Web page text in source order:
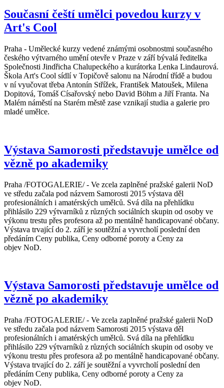
Současní čeští umělci povedou kurzy v
Art's Cool
Praha - Umělecké kurzy vedené známými osobnostmi současného
českého výtvarného umění otevře v Praze v září bývalá ředitelka
Společnosti Jindřicha Chalupeckého a kurátorka Lenka Lindaurová.
Škola Art's Cool sídlí v Topičově salonu na Národní třídě a budou
v ní vyučovat třeba Antonín Střížek, František Matoušek, Milena
Dopitová, Tomáš Císařovský nebo David Böhm a Jiří Franta. Na
Malém náměstí na Starém městě zase vznikají studia a galerie pro
mladé umělce.
Výstava Samorosti představuje umělce od
vězně po akademiky
Praha /FOTOGALERIE/ - Ve zcela zaplněné pražské galerii NoD
ve středu začala pod názvem Samorosti 2015 výstava děl
profesionálních i amatérských umělců. Svá díla na přehlídku
přihlásilo 229 výtvarníků z různých sociálních skupin od osoby ve
výkonu trestu přes profesora až po mentálně handicapované občany.
Výstava trvající do 2. září je soutěžní a vyvrcholí poslední den
předáním Ceny publika, Ceny odborné poroty a Ceny za
objev NoD.
Výstava Samorosti představuje umělce od
vězně po akademiky
Praha /FOTOGALERIE/ - Ve zcela zaplněné pražské galerii NoD
ve středu začala pod názvem Samorosti 2015 výstava děl
profesionálních i amatérských umělců. Svá díla na přehlídku
přihlásilo 229 výtvarníků z různých sociálních skupin od osoby ve
výkonu trestu přes profesora až po mentálně handicapované občany.
Výstava trvající do 2. září je soutěžní a vyvrcholí poslední den
předáním Ceny publika, Ceny odborné poroty a Ceny za
objev NoD.